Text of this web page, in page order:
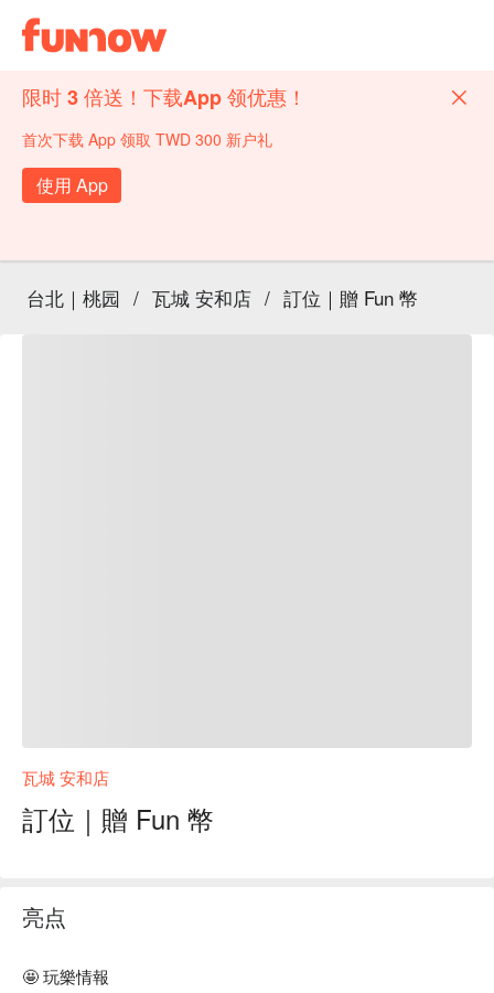
限时 3 倍送！下载App 领优惠！
首次下载 App 领取 TWD 300 新户礼
使用 App
台北｜桃园 / 瓦城 安和店 / 訂位｜贈 Fun 幣
瓦城 安和店
訂位｜贈 Fun 幣
亮点
🤩 玩樂情報